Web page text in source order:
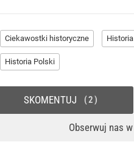
Ciekawostki historyczne Historia
Historia Polski
Obserwuj nas w
SKOMENTUJ 2